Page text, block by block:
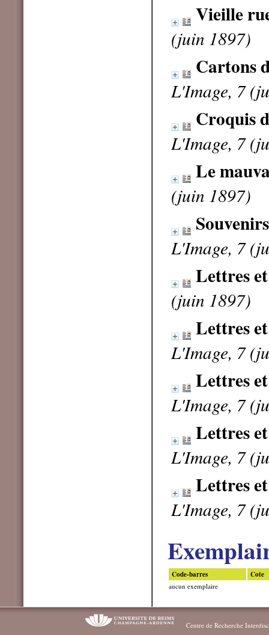
Vieille
(juin 1897)
Cartons
L'Image, 7
Croquis
L'Image, 7
Le
(juin 1897)
L'Image, 7
Lettres
(juin 1897)
Lettres
L'Image, 7
Lettres
L'Image, 7
Lettres
L'Image, 7
Lettres
L'Image, 7
Code-barres Cote
aucun exemplaire
Centre de Recherche